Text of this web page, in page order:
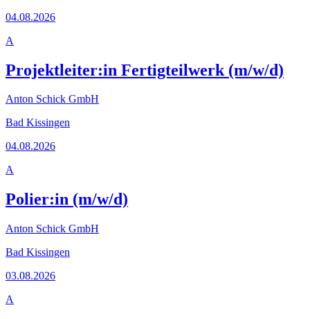
04.08.2026
A
Projektleiter:in Fertigteilwerk (m/w/d)
Anton Schick GmbH
Bad Kissingen
04.08.2026
A
Polier:in (m/w/d)
Anton Schick GmbH
Bad Kissingen
03.08.2026
A